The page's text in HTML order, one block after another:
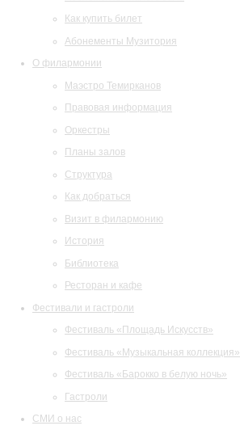
Как купить билет
Абонементы Музитория
О филармонии
Маэстро Темирканов
Правовая информация
Оркестры
Планы залов
Структура
Как добраться
Визит в филармонию
История
Библиотека
Ресторан и кафе
Фестивали и гастроли
Фестиваль «Площадь Искусств»
Фестиваль «Музыкальная коллекция»
Фестиваль «Барокко в белую ночь»
Гастроли
СМИ о нас